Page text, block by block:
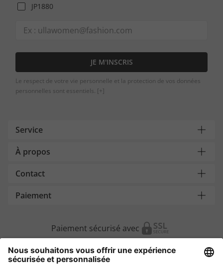
JP1880
JE M'INSCRIS
Le respect de votre vie personnelle et la protection de vos données
personnelles sont essentiels. [+]
Service
À propos
Contact
Paiement
Paiement sécurisé avec